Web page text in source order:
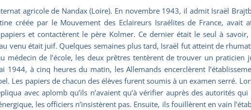
agricole de Nandax (Loire). En novembre 1943, il admit Israël
créée par le Mouvement des Eclaireurs Israélites de France, avait
et contactèrent le père Kolmer. Ce dernier était le seul à
venu était juif. Quelques semaines plus tard, Israël fut atteint de
médecin de l’école, les deux prêtres tentèrent de trouver un praticien
1944, à cinq heures du matin, les Allemands encerclèrent
Les papiers de chacun des élèves furent soumis à un examen serré.
avec aplomb qu’ils n’avaient qu’à vérifier auprès des autorités
les officiers n’insistèrent pas. Ensuite, ils fouillèrent en vain